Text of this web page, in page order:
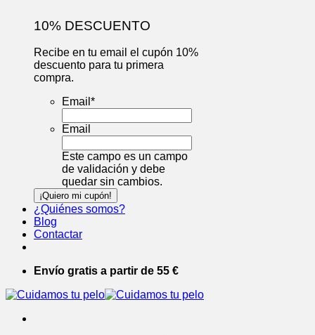
10% DESCUENTO
Recibe en tu email el cupón 10%
descuento para tu primera
compra.
Email *
Email
Este campo es un campo
de validación y debe
quedar sin cambios.
¿Quiénes somos?
Blog
Contactar
Envío gratis a partir de 55 €